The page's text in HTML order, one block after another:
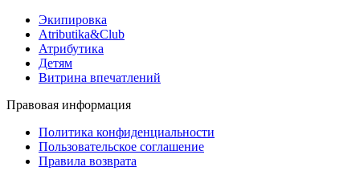
Экипировка
Atributika&Club
Атрибутика
Детям
Витрина впечатлений
Правовая информация
Политика конфиденциальности
Пользовательское соглашение
Правила возврата